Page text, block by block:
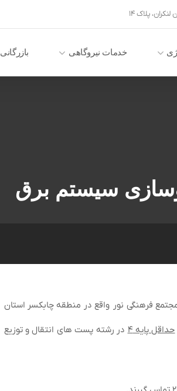
پلاک ۱۴
خدمات نیروگاهی بازرگانی
سیستم برق
فرهنگی نور واقع در منطقه چابکسر استان
حداقل پایه ۴ در رشته پست های انتقال و توزیع